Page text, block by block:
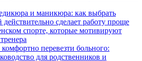
и маникюра: как выбрать
сделает работу проще
спорте, которые мотивируют
перевезти больного:
для родственников и